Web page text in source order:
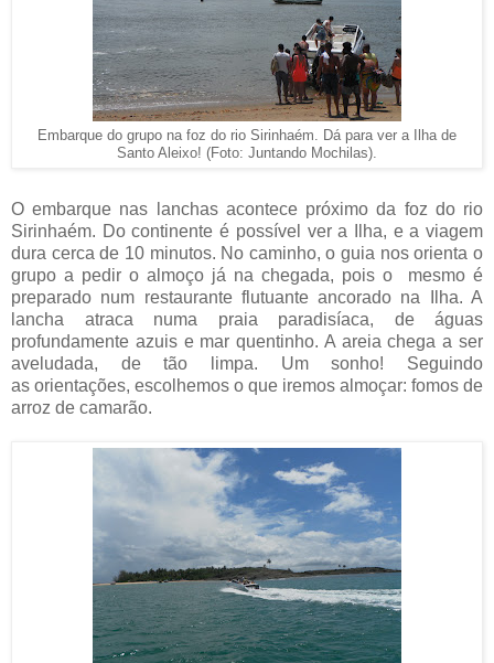
Embarque do grupo na foz do rio Sirinhaém. Dá para ver a Ilha de
Santo Aleixo! (Foto: Juntando Mochilas).
O embarque nas lanchas acontece próximo da foz do rio
Sirinhaém. Do continente é possível ver a Ilha, e a viagem
dura cerca de 10 minutos. No caminho, o guia nos orienta o
grupo a pedir o almoço já na chegada, pois o mesmo é
preparado num restaurante flutuante ancorado na Ilha. A
lancha atraca numa praia paradisíaca, de águas
profundamente azuis e mar quentinho. A areia chega a ser
aveludada, de tão limpa. Um sonho! Seguindo
as orientações, escolhemos o que iremos almoçar: fomos de
arroz de camarão.